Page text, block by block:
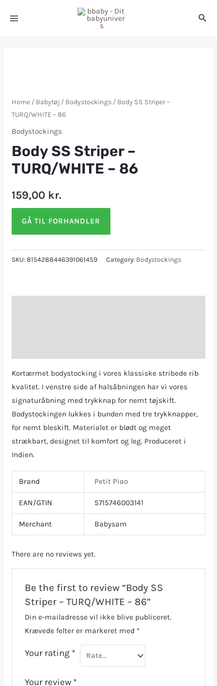
Home/ Babytøj / Bodystockings/ Body SS Striper –
TURQ/WHITE – 86
Bodystockings
Body SS Striper –
TURQ/WHITE – 86
159,00 kr.
GÅ TIL FORHANDLER
SKU:8154288446391061459 Category: Bodystockings
Kortærmet bodystocking i vores klassiske stribede rib
kvalitet. I venstre side af halsåbningen har vi vores
signaturåbning med trykknap for nemt tøjskift.
Bodystockingen lukkes i bunden med tre trykknapper,
for nemt bleskift. Materialet er blødt og meget
strækbart, designet til komfort og leg. Produceret i
Indien.
Brand Petit Piao
EAN/GTIN 5715746003141
Merchant Babysam
There are no reviews yet.
Be the first to review “Body SS
Striper – TURQ/WHITE – 86”
Din e-mailadresse vil ikke blive publiceret.
Krævede felter er markeret med *
Your rating *
Your review *